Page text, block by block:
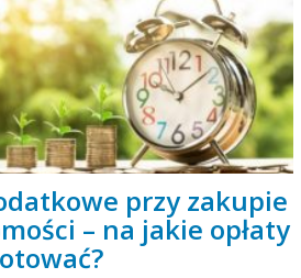
przy zakupie
– na jakie opłaty